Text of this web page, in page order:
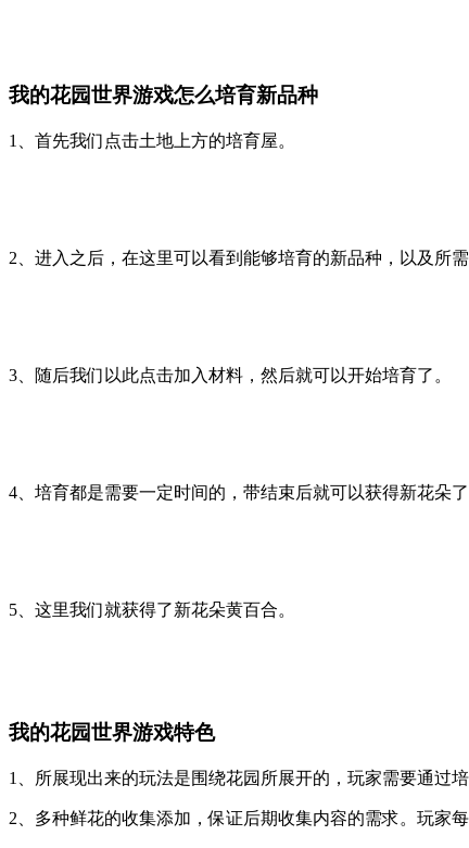
我的花园世界游戏怎么培育新品种
1、首先我们点击土地上方的培育屋。
2、进入之后，在这里可以看到能够培育的新品种，以及所需
3、随后我们以此点击加入材料，然后就可以开始培育了。
4、培育都是需要一定时间的，带结束后就可以获得新花朵了
5、这里我们就获得了新花朵黄百合。
我的花园世界游戏特色
1、所展现出来的玩法是围绕花园所展开的，玩家需要通过
2、多种鲜花的收集添加，保证后期收集内容的需求。玩家